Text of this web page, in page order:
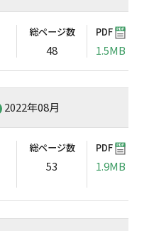
総ページ数
48
PDF
1.5MB
2022年08月
総ページ数
53
PDF
1.9MB